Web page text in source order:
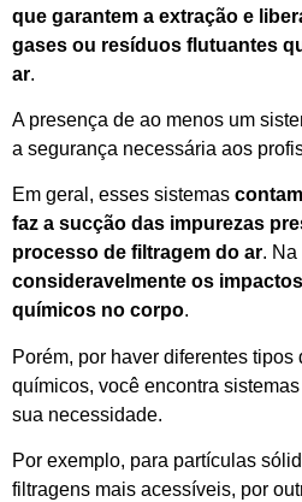
que garantem a extração e
gases ou resíduos flutuantes
ar.
A presença de ao menos um
a segurança necessária aos
Em geral, esses sistemas
faz a sucção das impurezas
processo de filtragem do ar. Na
consideravelmente os
químicos no corpo.
Porém, por haver diferentes
químicos, você encontra
sua necessidade.
Por exemplo, para partículas
filtragens mais acessíveis, por